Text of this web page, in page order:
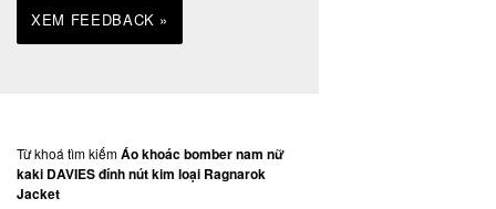
XEM FEEDBACK »
Từ khoá tìm kiếmÁo khoác bomber nam nữ
kaki DAVIES đính nút kim loại Ragnarok
Jacket